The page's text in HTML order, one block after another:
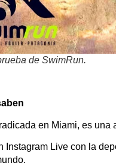
de SwimRun.
en Miami, es
Instagram Live con la